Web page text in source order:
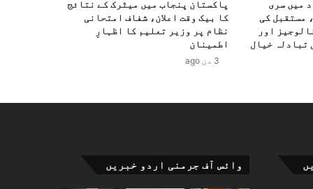
میں سری
مستقبل کی
اور
تبادلہ خیال
پاکستان پنجاب میں میٹرک کے نتائج
کا بیک وقت اعلان، شفاف امتحانی
نظام پر وزیر تعلیم کا اظہارِ
اطمینان
3 دن ago
وائس آف جرمنی اردو خبریں